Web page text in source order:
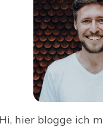
Digitaler
Hi, hier blogge ich